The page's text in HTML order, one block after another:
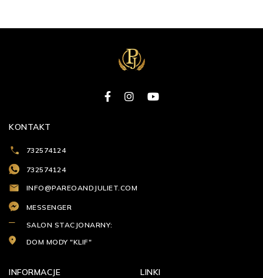
KONTAKT
732574124
732574124
INFO@PAREOANDJULIET.COM
MESSENGER
SALON STACJONARNY:
DOM MODY "KLIF"
INFORMACJE LINKI